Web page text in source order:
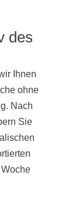
des
Ihnen
ohne
Nach
Sie